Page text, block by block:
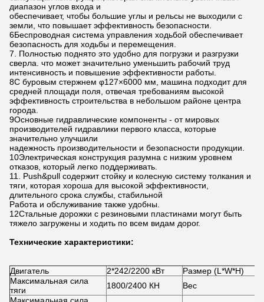
диапазон углов входа и
обеспечивает, чтобы большие углы и рельсы не выходили с
земли, что повышает эффективность безопасности.
6Беспроводная система управления ходьбой обеспечивает
безопасность для ходьбы и перемещения.
7. Полностью поднято это удобно для погрузки и разгрузки
сверла. что может значительно уменьшить рабочий труд
интенсивность и повышение эффективности работы.
8С буровым стержнем φ127×6000 мм, машина подходит для
средней площади поля, отвечая требованиям высокой
эффективность строительства в небольшом районе центра
города.
9Основные гидравлические компоненты - от мировых
производителей гидравлики первого класса, которые
значительно улучшили
надежность производительности и безопасности продукции.
10Электрическая конструкция разумна с низким уровнем
отказов, который легко поддерживать.
11. Push&pull содержит стойку и колесную систему толкания и
тяги, которая хороша для высокой эффективности,
длительного срока службы, стабильной
Работа и обслуживание также удобны.
12Стальные дорожки с резиновыми пластинами могут быть
тяжело загружены и ходить по всем видам дорог.
Технические характеристики:
Двигатель 2*242/2200 кВт
Размер (L*W*H)
Максимальная сила
тяги
1800/2400 КН
Вес